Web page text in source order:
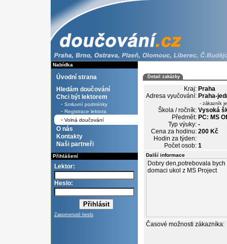
Nabídka
Úvodní strana
Hledám doučování
Chci být lektorem
- Smluvní podmínky
- Registrace lektora
- Volná doučování
O nás
Kontakty
Naši partneři
Přihlášení
Lektor:
Heslo:
Zapomenuté heslo
Detail zakázky
Kraj: Praha
Adresa vyučování: Praha-
- zákazník
Škola / ročník: Vysoká
Předmět: PC: MS
Typ výuky: -
Cena za hodinu: 200 Kč
Hodin za týden:
Počet osob: 1
Další informace
Časové možnosti zákazníka: